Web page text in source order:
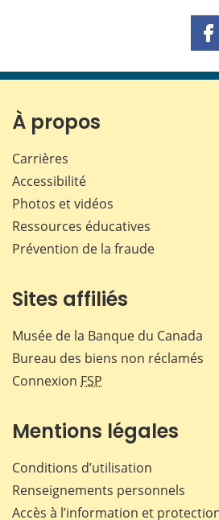
À propos
Carrières
Accessibilité
Photos et vidéos
Ressources éducatives
Prévention de la fraude
Sites affiliés
Musée de la Banque du Canada
Bureau des biens non réclamés
Connexion FSP
Mentions légales
Conditions d’utilisation
Renseignements personnels
Accès à l’information et